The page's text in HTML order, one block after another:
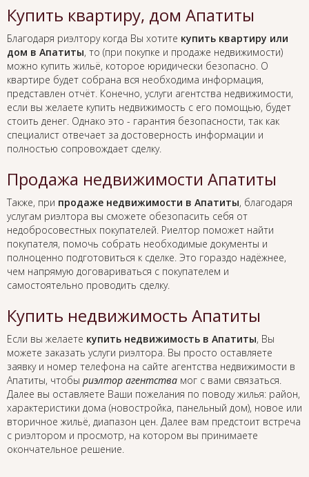
Купить квартиру, дом Апатиты
Благодаря риэлтору когда Вы хотите купить квартиру или
дом в Апатиты, то (при покупке и продаже недвижимости)
можно купить жильё, которое юридически безопасно. О
квартире будет собрана вся необходима информация,
представлен отчёт. Конечно, услуги агентства недвижимости,
если вы желаете купить недвижимость с его помощью, будет
стоить денег. Однако это - гарантия безопасности, так как
специалист отвечает за достоверность информации и
полностью сопровождает сделку.
Продажа недвижимости Апатиты
Также, при продаже недвижимости в Апатиты, благодаря
услугам риэлтора вы сможете обезопасить себя от
недобросовестных покупателей. Риелтор поможет найти
покупателя, помочь собрать необходимые документы и
полноценно подготовиться к сделке. Это гораздо надёжнее,
чем напрямую договариваться с покупателем и
самостоятельно проводить сделку.
Купить недвижимость Апатиты
Если вы желаете купить недвижимость в Апатиты, Вы
можете заказать услуги риэлтора. Вы просто оставляете
заявку и номер телефона на сайте агентства недвижимости в
Апатиты, чтобы риэлтор агентства мог с вами связаться.
Далее вы оставляете Ваши пожелания по поводу жилья: район,
характеристики дома (новостройка, панельный дом), новое или
вторичное жильё, диапазон цен. Далее вам предстоит встреча
с риэлтором и просмотр, на котором вы принимаете
окончательное решение.